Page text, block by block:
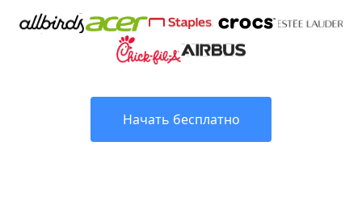
Начать бесплатно